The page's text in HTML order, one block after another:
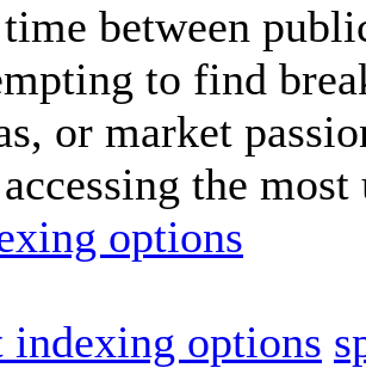
between
to find
or market
the
options
indexing options